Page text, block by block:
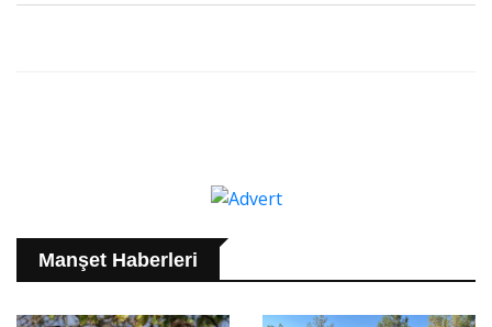
Manşet Haberleri